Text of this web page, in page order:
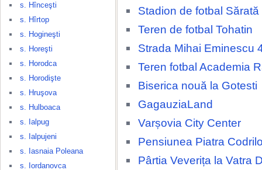
s. Hînceşti
s. Hîrtop
s. Hogineşti
s. Horeşti
s. Horodca
s. Horodişte
s. Hruşova
s. Hulboaca
s. Ialpug
s. Ialpujeni
s. Iasnaia Poleana
s. Iordanovca
Stadion de fotbal
Teren de fotbal Tohatin
Strada Mihai Eminescu
Teren fotbal Academia
Biserica nouă la Gotesti
GagauziaLand
Varșovia City Center
Pensiunea Piatra
Pârtia Veverița la Vatra